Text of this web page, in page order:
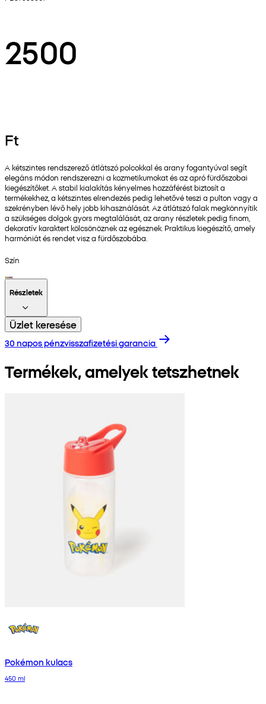
2500
Ft
A kétszintes rendszerező átlátszó polcokkal és arany fogantyúval segít
elegáns módon rendszerezni a kozmetikumokat és az apró fürdőszobai
kiegészítőket. A stabil kialakítás kényelmes hozzáférést biztosít a
termékekhez, a kétszintes elrendezés pedig lehetővé teszi a pulton vagy a
szekrényben lévő hely jobb kihasználását. Az átlátszó falak megkönnyítik
a szükséges dolgok gyors megtalálását, az arany részletek pedig finom,
dekoratív karaktert kölcsönöznek az egésznek. Praktikus kiegészítő, amely
harmóniát és rendet visz a fürdőszobába.
Szín
Részletek
Üzlet keresése
30 napos pénzvisszafizetési garancia
Termékek, amelyek tetszhetnek
Pokémon kulacs
450 ml